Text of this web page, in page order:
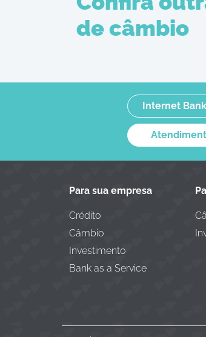
de câmbio
Internet
Para sua empresa
Crédito
Câmbio
Investimento
Bank as a Service